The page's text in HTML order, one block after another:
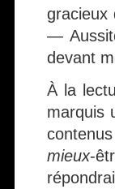
gracieux
—
devant
À la
marquis
mieux-